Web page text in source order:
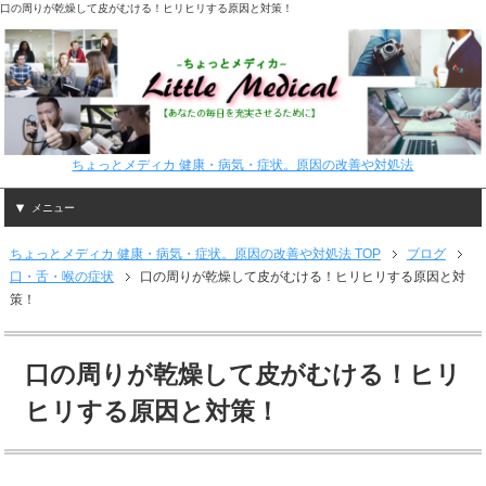
口の周りが乾燥して皮がむける！ヒリヒリする原因と対策！
ちょっとメディカ 健康・病気・症状。原因の改善や対処法
メニュー
ちょっとメディカ 健康・病気・症状。原因の改善や対処法 TOP
ブログ
口・舌・喉の症状
口の周りが乾燥して皮がむける！ヒリヒリする原因と対
策！
口の周りが乾燥して皮がむける！ヒリ
ヒリする原因と対策！